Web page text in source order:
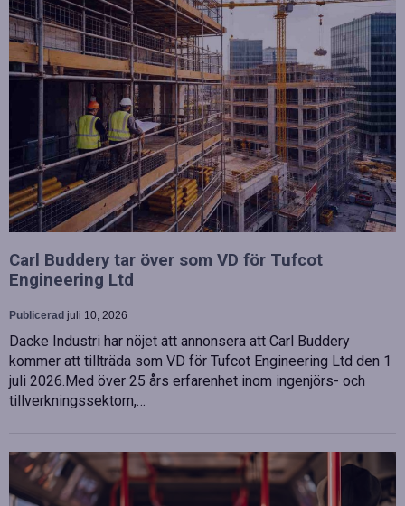
Carl Buddery tar över som VD för Tufcot
Engineering Ltd
Publicerad juli 10, 2026
Dacke Industri har nöjet att annonsera att Carl Buddery
kommer att tillträda som VD för Tufcot Engineering Ltd den 1
juli 2026.Med över 25 års erfarenhet inom ingenjörs- och
tillverkningssektorn,…